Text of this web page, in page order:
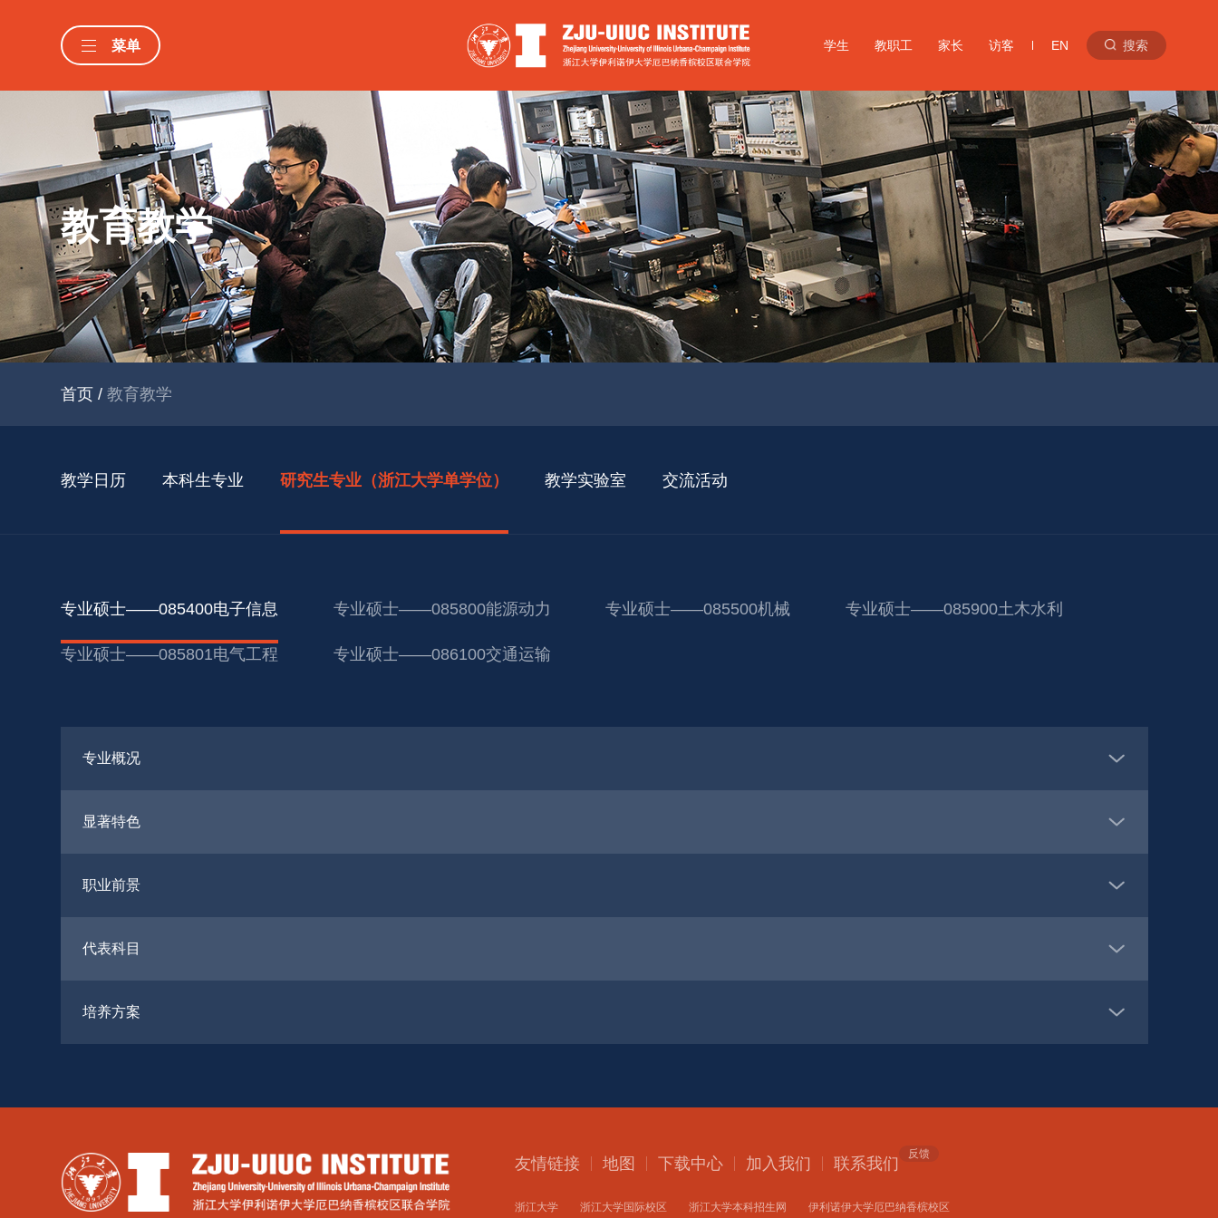
菜单 学生 教职工 家长 访客 EN 搜索
教育教学
首页 / 教育教学
教学日历 本科生专业 研究生专业（浙江大学单学位） 教学实验室 交流活动
专业硕士——085400电子信息 专业硕士——085800能源动力 专业硕士——085500机械 专业硕士——085900土木水利
专业硕士——085801电气工程 专业硕士——086100交通运输
专业概况
显著特色
职业前景
代表科目
培养方案
友情链接 地图 下载中心 加入我们 联系我们
反馈
浙江大学 浙江大学国际校区 浙江大学本科招生网 伊利诺伊大学厄巴纳香槟校区